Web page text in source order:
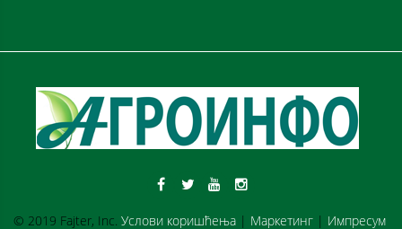
© 2019 Fajter, Inc. Услови коришћења | Маркетинг | Импресум